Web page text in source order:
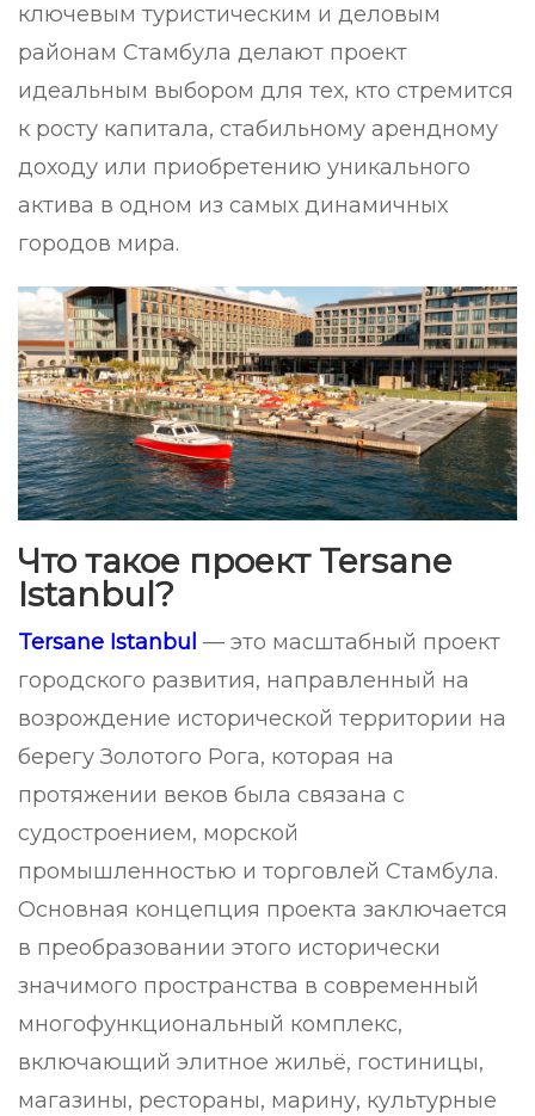
ключевым туристическим и деловым
районам Стамбула делают проект
идеальным выбором для тех, кто стремится
к росту капитала, стабильному арендному
доходу или приобретению уникального
актива в одном из самых динамичных
городов мира.
Что такое проект Tersane
Istanbul?
Tersane Istanbul — это масштабный проект
городского развития, направленный на
возрождение исторической территории на
берегу Золотого Рога, которая на
протяжении веков была связана с
судостроением, морской
промышленностью и торговлей Стамбула.
Основная концепция проекта заключается
в преобразовании этого исторически
значимого пространства в современный
многофункциональный комплекс,
включающий элитное жильё, гостиницы,
магазины, рестораны, марину, культурные